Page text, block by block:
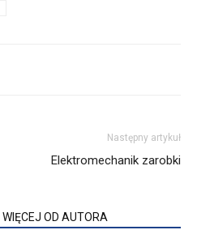
Następny artykuł
Elektromechanik zarobki
WIĘCEJ OD AUTORA